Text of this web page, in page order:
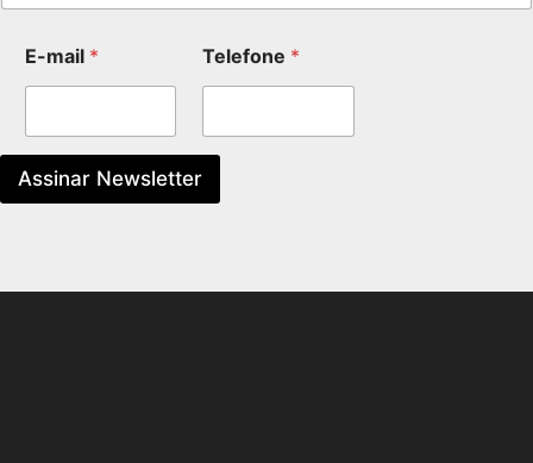
E-mail * Telefone *
Assinar Newsletter